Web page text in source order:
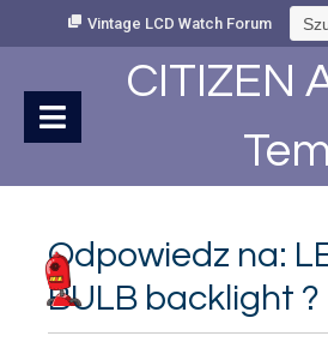
Vintage LCD Watch Forum
CITIZEN
Odpowiedz na:
BULB backlight ?